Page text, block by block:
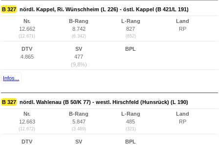
B 327 nördl. Kappel, Ri. Wünschheim (L 226) - östl. Kappel (B 421/L 191)
Nr.
12.662
(12.671)
B-Rang
8.742
(6.342)
L-Rang
827
(652)
Land
RP
DTV
4.865
SV
477
(9,8%)
BPL
Infos...
B 327 nördl. Wahlenau (B 50/K 77) - westl. Hirschfeld (Hunsrück) (L 190)
Nr.
12.663
(12.672)
B-Rang
5.847
(3.469)
L-Rang
485
(321)
Land
RP
DTV
SV
BPL